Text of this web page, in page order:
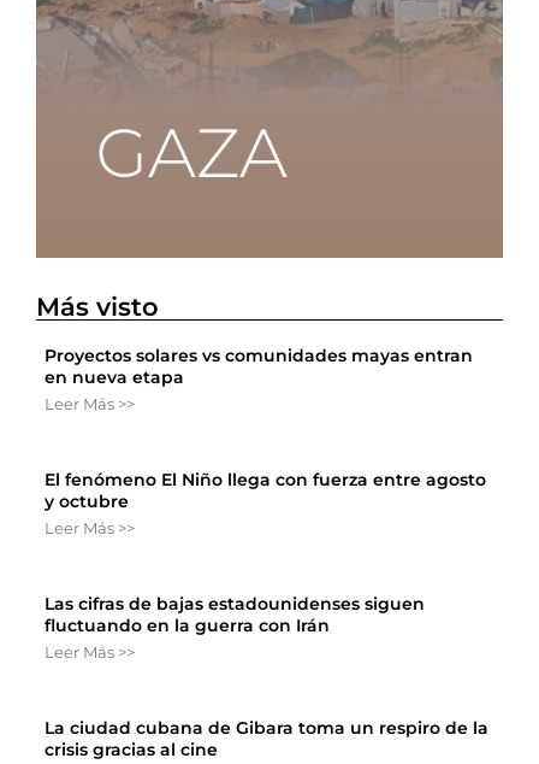
Más visto
Proyectos solares vs comunidades mayas entran
en nueva etapa
Leer Más >>
El fenómeno El Niño llega con fuerza entre agosto
y octubre
Leer Más >>
Las cifras de bajas estadounidenses siguen
fluctuando en la guerra con Irán
Leer Más >>
La ciudad cubana de Gibara toma un respiro de la
crisis gracias al cine